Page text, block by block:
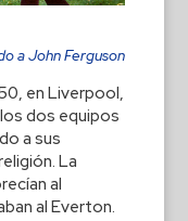
a John Ferguson
en Liverpool,
dos equipos
a sus
La
al
al Everton.